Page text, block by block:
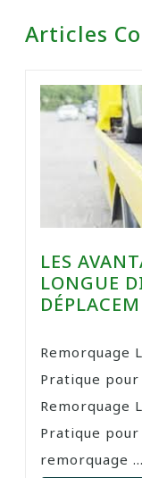
Articles
LES
LONGUE
Remorquage
Pratique
Remorquage
Pratique
remorquage ...